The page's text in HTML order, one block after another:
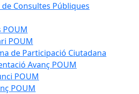
Consultes Públiques
POUM
POUM
de Participació Ciutadana
Avanç POUM
POUM
POUM